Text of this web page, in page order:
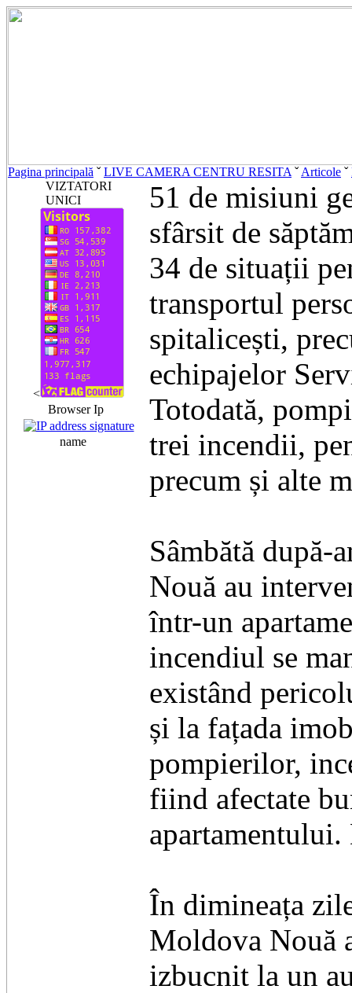
Pagina principală ˇLIVE CAMERA CENTRU RESITA ˇArticole ˇ
VIZTATORI
UNICI
<
Browser Ip
name
51 de misiuni
sfârsit de
34 de situații
transportul
spitalicești,
echipajelor
Totodată,
trei incendii,
precum și alte
Sâmbătă
Nouă au
într-un
incendiul se
existând
și la fațada
pompierilor,
fiind afectate
În dimineața
Moldova Nouă
izbucnit la un